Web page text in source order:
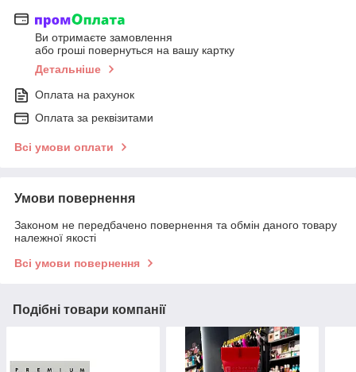
Ви отримаєте замовлення
або гроші повернуться на вашу картку
Детальніше
Оплата на рахунок
Оплата за реквізитами
Всі умови оплати
Умови повернення
Законом не передбачено повернення та обмін даного товару
належної якості
Всі умови повернення
Подібні товари компанії